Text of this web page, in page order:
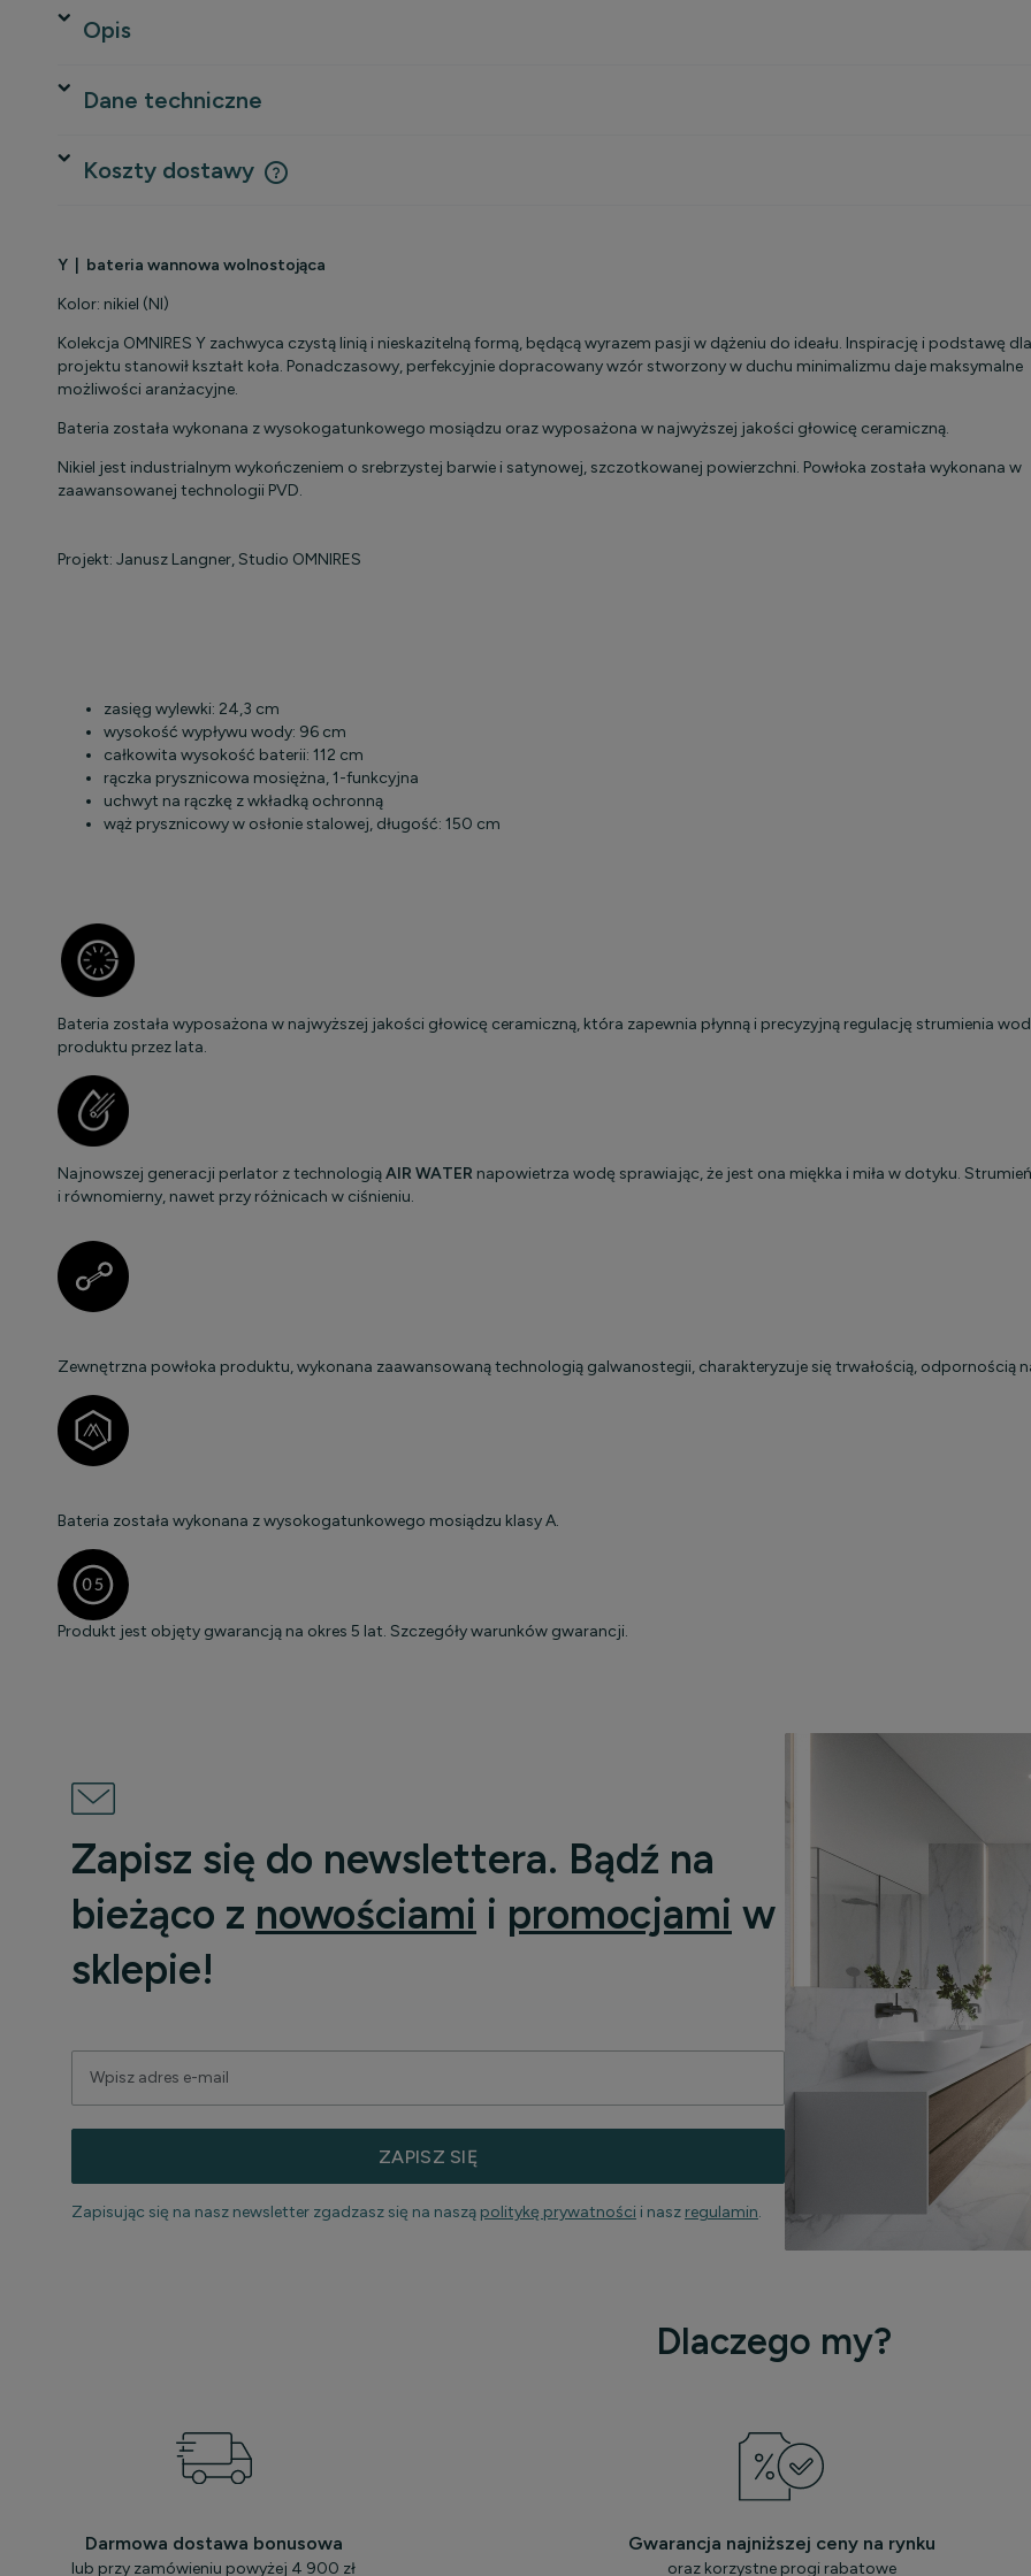
Opis
Dane techniczne
Koszty dostawy
płatności
Y | bateria wannowa wolnostojąca
Kolor: nikiel (NI)
Kolekcja OMNIRES Y zachwyca czystą linią i nieskazitelną formą, będącą wyrazem pasji w dążeniu do ideału. Inspirację i podstawę dla
projektu stanowił kształt koła. Ponadczasowy, perfekcyjnie dopracowany wzór stworzony w duchu minimalizmu daje maksymalne
możliwości aranżacyjne.
Bateria została wykonana z wysokogatunkowego mosiądzu oraz wyposażona w najwyższej jakości głowicę ceramiczną.
Nikiel jest industrialnym wykończeniem o srebrzystej barwie i satynowej, szczotkowanej powierzchni. Powłoka została wykonana w
zaawansowanej technologii PVD.
Projekt: Janusz Langner, Studio OMNIRES
zasięg wylewki: 24,3 cm
wysokość wypływu wody: 96 cm
całkowita wysokość baterii: 112 cm
rączka prysznicowa mosiężna, 1-funkcyjna
uchwyt na rączkę z wkładką ochronną
wąż prysznicowy w osłonie stalowej, długość: 150 cm
Bateria została wyposażona w najwyższej jakości głowicę ceramiczną, która zapewnia płynną i precyzyjną regulację strumienia
produktu przez lata.
Najnowszej generacji perlator z technologiąAIR WATER napowietrza wodę sprawiając, że jest ona miękka i miła w dotyku.
i równomierny, nawet przy różnicach w ciśnieniu.
Zewnętrzna powłoka produktu, wykonana zaawansowaną technologią galwanostegii, charakteryzuje się trwałością, odpornością
Bateria została wykonana z wysokogatunkowego mosiądzu klasy A.
Produkt jest objęty gwarancją na okres 5 lat. Szczegóływarunków gwarancji.
Zapisz się do newslettera. Bądź na
bieżąco z nowościami i promocjami w
sklepie!
ZAPISZ SIĘ
Zapisując się na nasz newsletter zgadzasz się na naszą politykę prywatności i nasz regulamin.
Dlaczego my?
Darmowa dostawa bonusowa
lub przy zamówieniu powyżej 4 900 zł
Gwarancja najniższej ceny na rynku
oraz korzystne progi rabatowe